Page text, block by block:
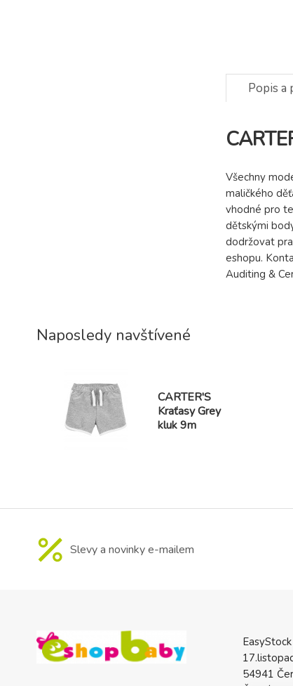
Popis a
Všechny
maličkého
vhodné pro
dětskými
dodržovat
eshopu.
Auditing &
Naposledy navštívené
CARTER'S
Kraťasy Grey
kluk 9m
Slevy a novinky e-mailem
EasyStock
54941